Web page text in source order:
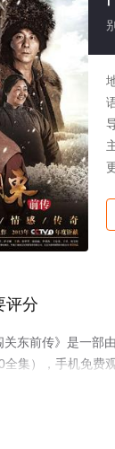
评分
东前传》是一部
全集），手机免费